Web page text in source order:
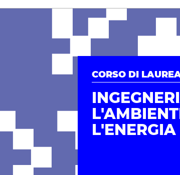
CORSO DI
L'ENERGIA